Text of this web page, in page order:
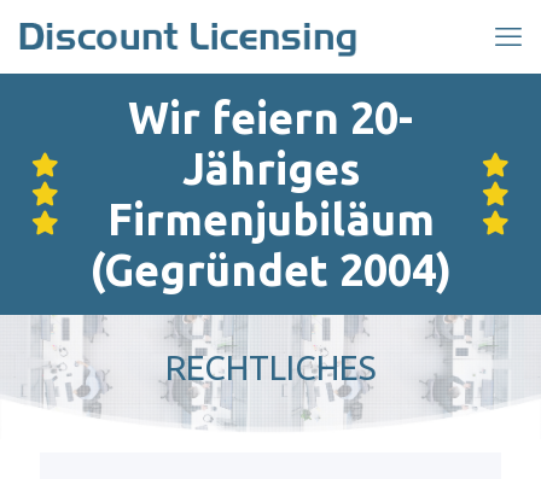
Wir feiern 20-
Jähriges
Firmenjubiläum
(Gegründet 2004)
RECHTLICHES